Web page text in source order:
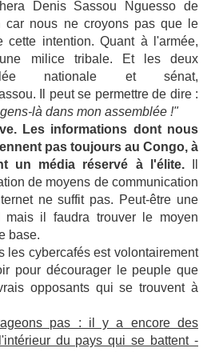
Denis Sassou Nguesso de
car nous ne croyons pas que le
cette intention. Quant à l'armée,
milice tribale. Et les deux
nationale et sénat,
Il peut se permettre de dire :
là dans mon assemblée !"
Les informations dont nous
pas toujours au Congo, à
un média réservé à l'élite.Il
de moyens de communication
ne suffit pas. Peut-être une
il faudra trouver le moyen
base.
les cybercafés est volontairement
pour décourager le peuple que
opposants qui se trouvent à
pas : il y a encore des
du pays qui se battent -